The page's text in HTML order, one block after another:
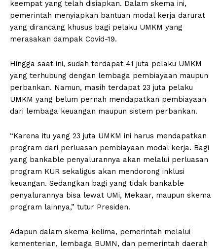
keempat yang telah disiapkan. Dalam skema ini,
pemerintah menyiapkan bantuan modal kerja darurat
yang dirancang khusus bagi pelaku UMKM yang
merasakan dampak Covid-19.
Hingga saat ini, sudah terdapat 41 juta pelaku UMKM
yang terhubung dengan lembaga pembiayaan maupun
perbankan. Namun, masih terdapat 23 juta pelaku
UMKM yang belum pernah mendapatkan pembiayaan
dari lembaga keuangan maupun sistem perbankan.
“Karena itu yang 23 juta UMKM ini harus mendapatkan
program dari perluasan pembiayaan modal kerja. Bagi
yang bankable penyalurannya akan melalui perluasan
program KUR sekaligus akan mendorong inklusi
keuangan. Sedangkan bagi yang tidak bankable
penyalurannya bisa lewat UMi, Mekaar, maupun skema
program lainnya,” tutur Presiden.
Adapun dalam skema kelima, pemerintah melalui
kementerian, lembaga BUMN, dan pemerintah daerah